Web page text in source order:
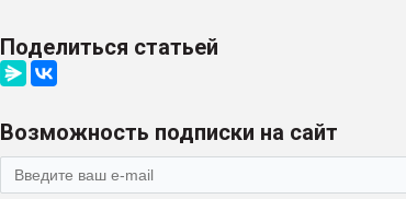
Поделиться статьей
Возможность подписки на сайт